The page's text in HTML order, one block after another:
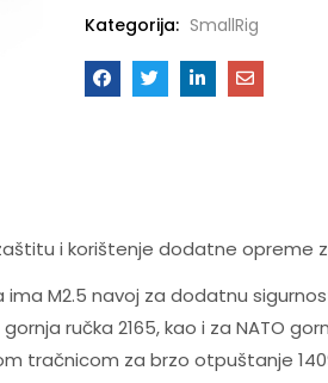
Kategorija: SmallRig
i korištenje dodatne opreme
M2.5 navoj za dodatnu
ručka 2165, kao i za NATO
tračnicom za brzo otpuštanje